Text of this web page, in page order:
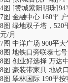
4图 [赞城紫阳明珠]94
7图 金融中心 160平
8图 绿地双子塔，520
元/月
7图 中洋广场 900平
8图 地铁口旁联泰七
8图 创业好选择 万达
8图 豪装带家具 地铁
8图 翠林国际 190平